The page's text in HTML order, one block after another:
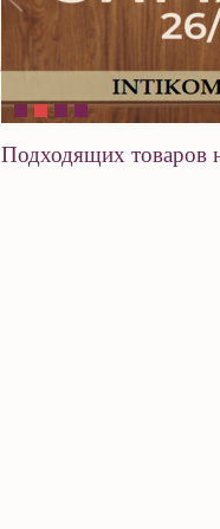
Подходящих товаров